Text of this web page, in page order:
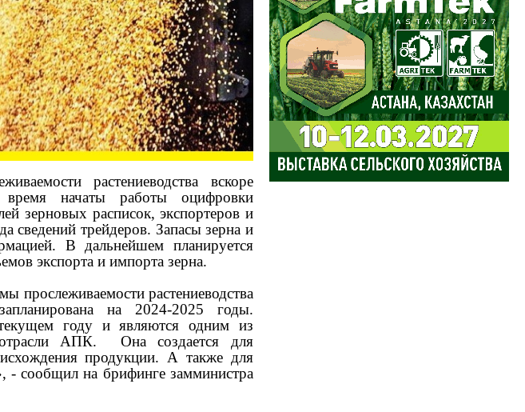
растениеводства вскоре
начаты работы оцифровки
зерновых расписок, экспортеров и
сведений трейдеров. Запасы зерна и
В дальнейшем планируется
экспорта и импорта зерна.
прослеживаемости растениеводства
на 2024-2025 годы.
году и являются одним из
АПК. Она создается для
продукции. А также для
- сообщил на брифинге замминистра